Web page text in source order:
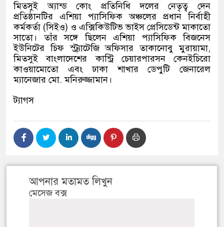
মিতসুই অ্যান্ড কোং প্রতিনিধি দলের নেতৃত্ব দেন
প্রতিষ্ঠানটির এশিয়া প্যাসিফিক অঞ্চলের প্রধান নির্বাহী
কর্মকর্তা (সিইও) ও এক্সিকিউটিভ ভাইস প্রেসিডেন্ট মাকাতো
সাতো। তাঁর সঙ্গে ছিলেন এশিয়া প্যাসিফিক বিজনেস
ইউনিটের চিফ স্ট্র্যাটেজি অফিসার তাকানোবু মুরায়ামা,
মিতসুই বাংলাদেশের কান্ট্রি চেয়ারপারসন কেনইচিরো
কাওয়ামোতো এবং ঢাকা শাখার ডেপুটি জেনারেল
ম্যানেজার মো. মনিরুজ্জামান।
ট্যাগস
আপনার মতামত লিখুন
মেসেজ বক্স